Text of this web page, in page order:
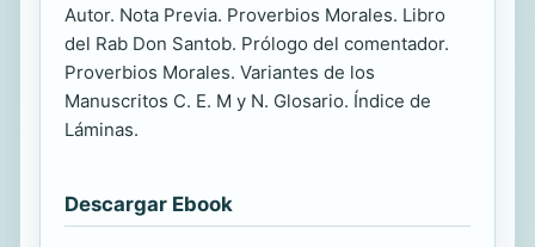
Autor. Nota Previa. Proverbios Morales. Libro
del Rab Don Santob. Prólogo del comentador.
Proverbios Morales. Variantes de los
Manuscritos C. E. M y N. Glosario. Índice de
Láminas.
Descargar Ebook